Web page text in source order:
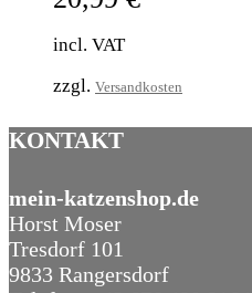
incl. VAT
zzgl. Versandkosten
KONTAKT
mein-katzenshop.de
Horst Moser
Tresdorf 101
9833 Rangersdorf